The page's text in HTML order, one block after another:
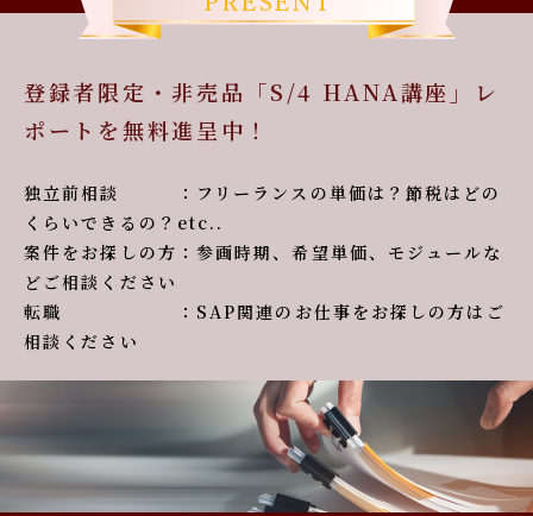
登録者限定・非売品「S/4 HANA講座」レ
ポートを無料進呈中！
独立前相談 ：フリーランスの単価は？節税はどの
くらいできるの？etc..
案件をお探しの方：参画時期、希望単価、モジュールな
どご相談ください
転職 ：SAP関連のお仕事をお探しの方はご
相談ください